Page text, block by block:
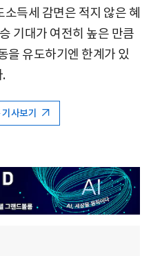
득세 감면은 적지 않은 혜
기대가 여전히 높은 만큼
을 유도하기엔 한계가 있
사보기